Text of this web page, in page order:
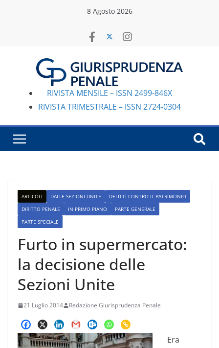
8 Agosto 2026
RIVISTA MENSILE – ISSN 2499-846X
RIVISTA TRIMESTRALE – ISSN 2724-0304
ARTICOLI DALLE SEZIONI UNITE
DELITTI CONTRO IL PATRIMONIO
DIRITTO PENALE
IN PRIMO PIANO
PARTE GENERALE
PARTE SPECIALE
Furto in supermercato:
la decisione delle
Sezioni Unite
21 Luglio 2014 Redazione Giurisprudenza Penale
Era